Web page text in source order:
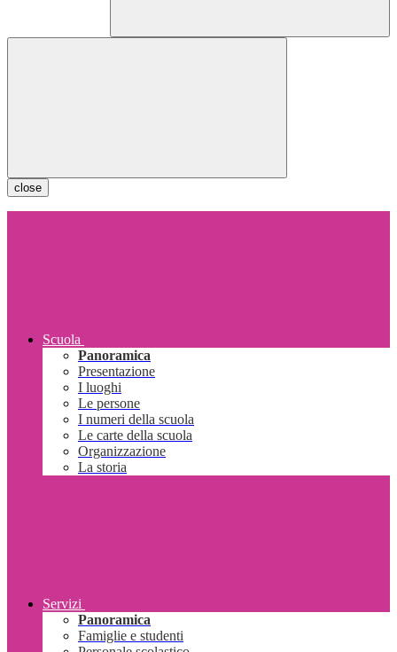
close
Scuola
Panoramica
Presentazione
I luoghi
Le persone
I numeri della scuola
Le carte della scuola
Organizzazione
La storia
Servizi
Panoramica
Famiglie e studenti